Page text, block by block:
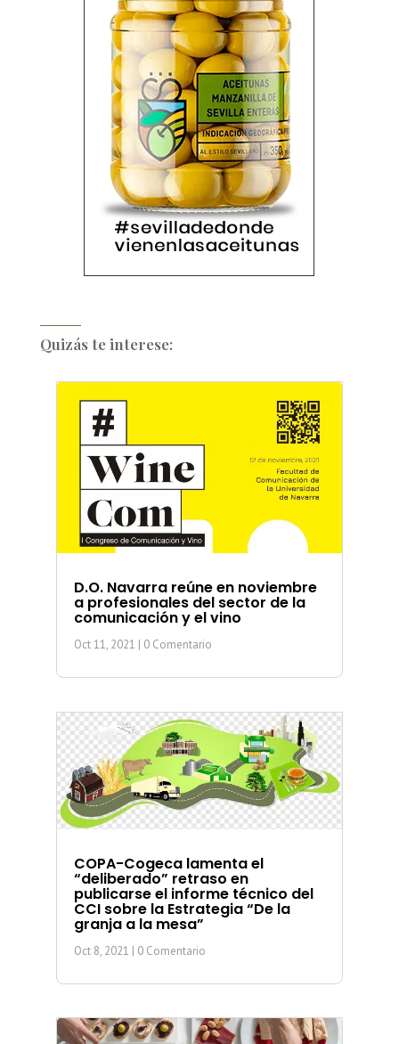
Quizás te interese:
D.O. Navarra reúne en noviembre
a profesionales del sector de la
comunicación y el vino
Oct 11, 2021 | 0 Comentario
COPA-Cogeca lamenta el
“deliberado” retraso en
publicarse el informe técnico del
CCI sobre la Estrategia “De la
granja a la mesa”
Oct 8, 2021 | 0 Comentario